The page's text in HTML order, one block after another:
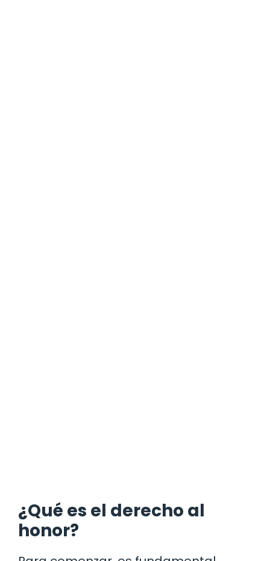
¿Qué es el derecho al
honor?